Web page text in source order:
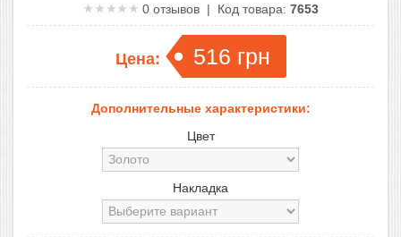
0отзывов | Код товара: 7653
Цена: 516 грн
Дополнительные характеристики:
Цвет
Накладка